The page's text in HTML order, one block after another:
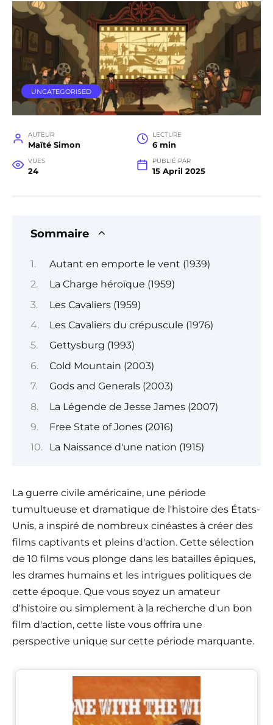
UNCATEGORISED
AUTEUR
Maïté Simon
LECTURE
6 min
VUES
24
PUBLIÉ PAR
15 April 2025
Sommaire
Autant en emporte le vent (1939)
La Charge héroïque (1959)
Les Cavaliers (1959)
Les Cavaliers du crépuscule (1976)
Gettysburg (1993)
Cold Mountain (2003)
Gods and Generals (2003)
La Légende de Jesse James (2007)
Free State of Jones (2016)
La Naissance d'une nation (1915)
La guerre civile américaine, une période
tumultueuse et dramatique de l'histoire des États-
Unis, a inspiré de nombreux cinéastes à créer des
films captivants et pleins d'action. Cette sélection
de 10 films vous plonge dans les batailles épiques,
les drames humains et les intrigues politiques de
cette époque. Que vous soyez un amateur
d'histoire ou simplement à la recherche d'un bon
film d'action, cette liste vous offrira une
perspective unique sur cette période marquante.